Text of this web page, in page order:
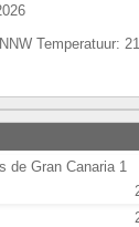
NNW Temperatuur:
de Gran Canaria 1